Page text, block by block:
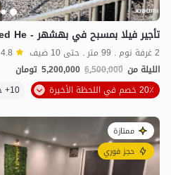
تأجير فيلا بمسبح في بهشهر - Red He
2 غرفة نوم . 99 متر . حتى 10 ضيف 4.8
الليلة من 6,500,000
5,200,000 تومان
20٪ خصم في اللحظة الأخيرة
10+ حجز ناجح
ممتازة
حجز فوري